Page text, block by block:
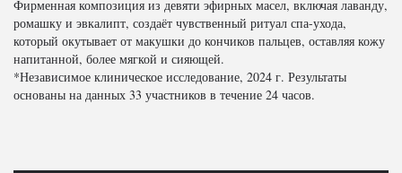
Фирменная композиция из девяти эфирных масел, включая лаванду,
ромашку и эвкалипт, создаёт чувственный ритуал спа-ухода,
который окутывает от макушки до кончиков пальцев, оставляя кожу
напитанной, более мягкой и сияющей.
*Независимое клиническое исследование, 2024 г. Результаты
основаны на данных 33 участников в течение 24 часов.